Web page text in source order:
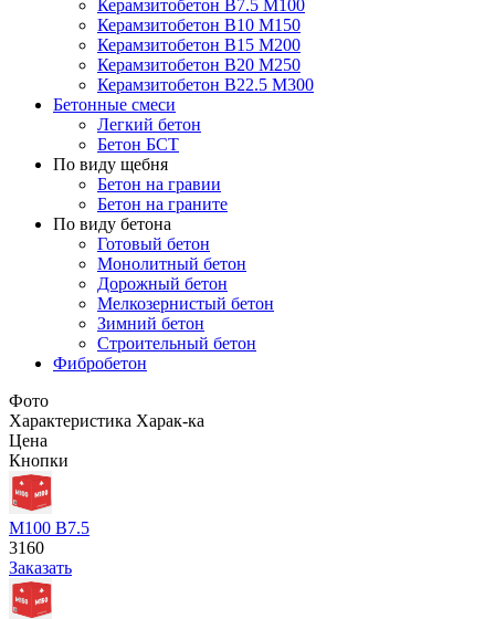
Керамзитобетон В7.5 М100
Керамзитобетон В10 М150
Керамзитобетон В15 М200
Керамзитобетон В20 М250
Керамзитобетон В22.5 М300
Бетонные смеси
Легкий бетон
Бетон БСТ
По виду щебня
Бетон на гравии
Бетон на граните
По виду бетона
Готовый бетон
Монолитный бетон
Дорожный бетон
Мелкозернистый бетон
Зимний бетон
Строительный бетон
Фибробетон
Фото
Характеристика Харак-ка
Цена
Кнопки
М100 В7.5
3160
Заказать